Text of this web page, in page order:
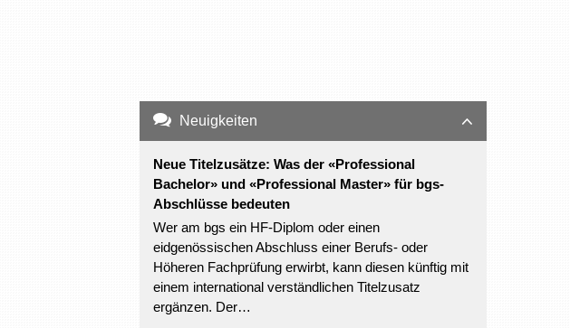
Neuigkeiten
Neue Titelzusätze: Was der «Professional
Bachelor» und «Professional Master» für bgs-
Abschlüsse bedeuten
Wer am bgs ein HF-Diplom oder einen
eidgenössischen Abschluss einer Berufs- oder
Höheren Fachprüfung erwirbt, kann diesen künftig mit
einem international verständlichen Titelzusatz
ergänzen. Der…